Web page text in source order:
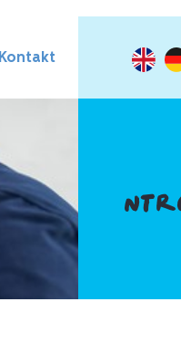
Kontakt